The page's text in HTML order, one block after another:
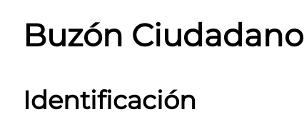
Buzón Ciudadano
Identificación